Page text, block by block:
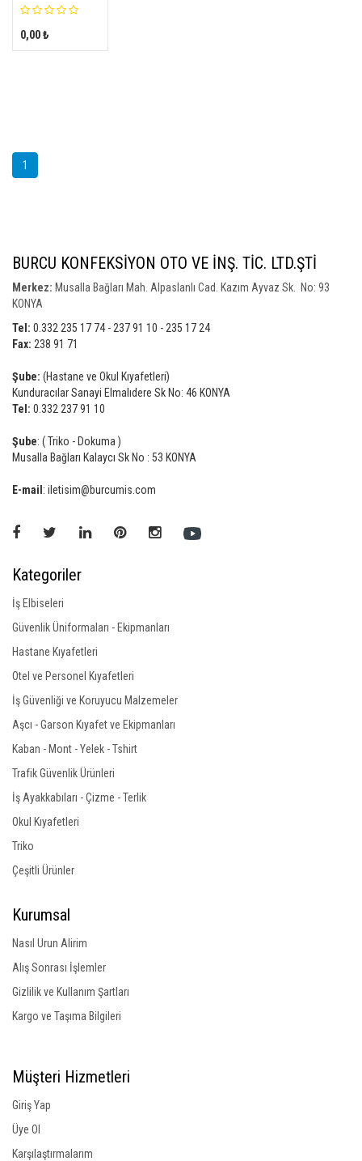
0,00 ₺
1
BURCU KONFEKSİYON OTO VE İNŞ. TİC. LTD.ŞTİ
Merkez: Musalla Bağları Mah. Alpaslanlı Cad. Kazım Ayvaz Sk. No: 93
KONYA
Tel: 0.332 235 17 74 - 237 91 10 - 235 17 24
Fax: 238 91 71
Şube: (Hastane ve Okul Kıyafetleri)
Kunduracılar Sanayi Elmalıdere Sk No: 46 KONYA
Tel: 0.332 237 91 10
Şube: ( Triko - Dokuma )
Musalla Bağları Kalaycı Sk No : 53 KONYA
E-mail : iletisim@burcumis.com
Kategoriler
İş Elbiseleri
Güvenlik Üniformaları - Ekipmanları
Hastane Kıyafetleri
Otel ve Personel Kıyafetleri
İş Güvenliği ve Koruyucu Malzemeler
Aşcı - Garson Kıyafet ve Ekipmanları
Kaban - Mont - Yelek - Tshirt
Trafik Güvenlik Ürünleri
İş Ayakkabıları - Çizme - Terlik
Okul Kıyafetleri
Triko
Çeşitli Ürünler
Kurumsal
Nasıl Urun Alirim
Alış Sonrası İşlemler
Gizlilik ve Kullanım Şartları
Kargo ve Taşıma Bilgileri
Müşteri Hizmetleri
Giriş Yap
Üye Ol
Karşılaştırmalarım